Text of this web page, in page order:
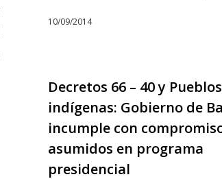
10/09/2014
Decretos 66 – 40 y Pueblos
indígenas: Gobierno de
incumple con
asumidos en programa
presidencial